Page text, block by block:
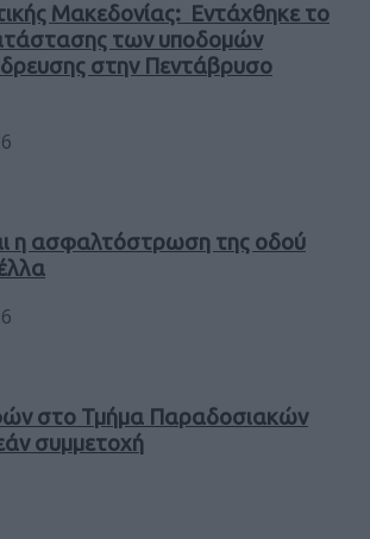
Μακεδονίας: Εντάχθηκε το
των υποδομών
στην Πεντάβρυσο
η ασφαλτόστρωση της οδού
στο Τμήμα Παραδοσιακών
συμμετοχή